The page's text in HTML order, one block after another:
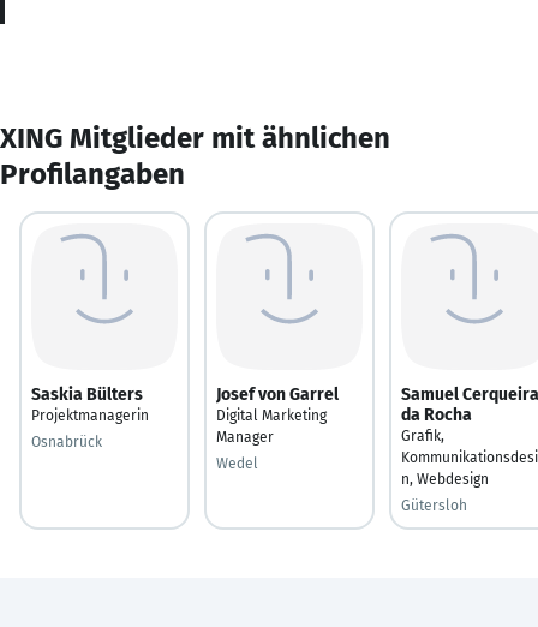
XING Mitglieder mit ähnlichen
Profilangaben
Saskia Bülters
Projektmanagerin
Osnabrück
Josef von Garrel
Digital Marketing
Manager
Wedel
Samuel Cerqueira
da Rocha
Grafik,
n, Webdesign
Gütersloh